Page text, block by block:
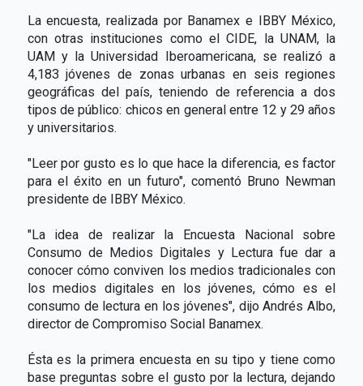
La encuesta, realizada por Banamex e IBBY México,
con otras instituciones como el CIDE, la UNAM, la
UAM y la Universidad Iberoamericana, se realizó a
4,183 jóvenes de zonas urbanas en seis regiones
geográficas del país, teniendo de referencia a dos
tipos de público: chicos en general entre 12 y 29 años
y universitarios.
"Leer por gusto es lo que hace la diferencia, es factor
para el éxito en un futuro", comentó Bruno Newman
presidente de IBBY México.
"La idea de realizar la Encuesta Nacional sobre
Consumo de Medios Digitales y Lectura fue dar a
conocer cómo conviven los medios tradicionales con
los medios digitales en los jóvenes, cómo es el
consumo de lectura en los jóvenes", dijo Andrés Albo,
director de Compromiso Social Banamex.
Ésta es la primera encuesta en su tipo y tiene como
base preguntas sobre el gusto por la lectura, dejando